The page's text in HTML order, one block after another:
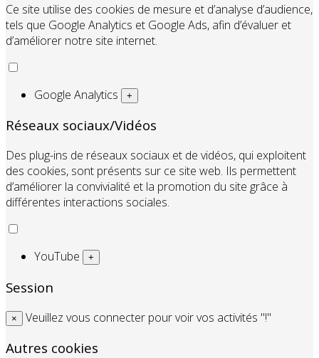
Ce site utilise des cookies de mesure et d’analyse d’audience,
tels que Google Analytics et Google Ads, afin d’évaluer et
d’améliorer notre site internet.
Google Analytics +
Réseaux sociaux/Vidéos
Des plug-ins de réseaux sociaux et de vidéos, qui exploitent
des cookies, sont présents sur ce site web. Ils permettent
d’améliorer la convivialité et la promotion du site grâce à
différentes interactions sociales.
YouTube +
Session
× Veuillez vous connecter pour voir vos activités "!"
Autres cookies